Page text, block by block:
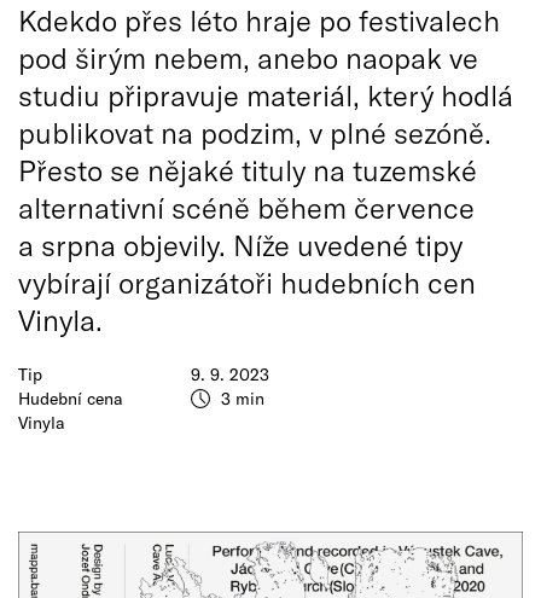
Tip
Hudební cena
Vinyla
9. 9. 2023
3 min
Kdekdo přes léto hraje po festivalech
pod širým nebem, anebo naopak ve
studiu připravuje materiál, který hodlá
publikovat na podzim, v plné sezóně.
Přesto se nějaké tituly na tuzemské
alternativní scéně během července
a srpna objevily. Níže uvedené tipy
vybírají organizátoři hudebních cen
Vinyla.